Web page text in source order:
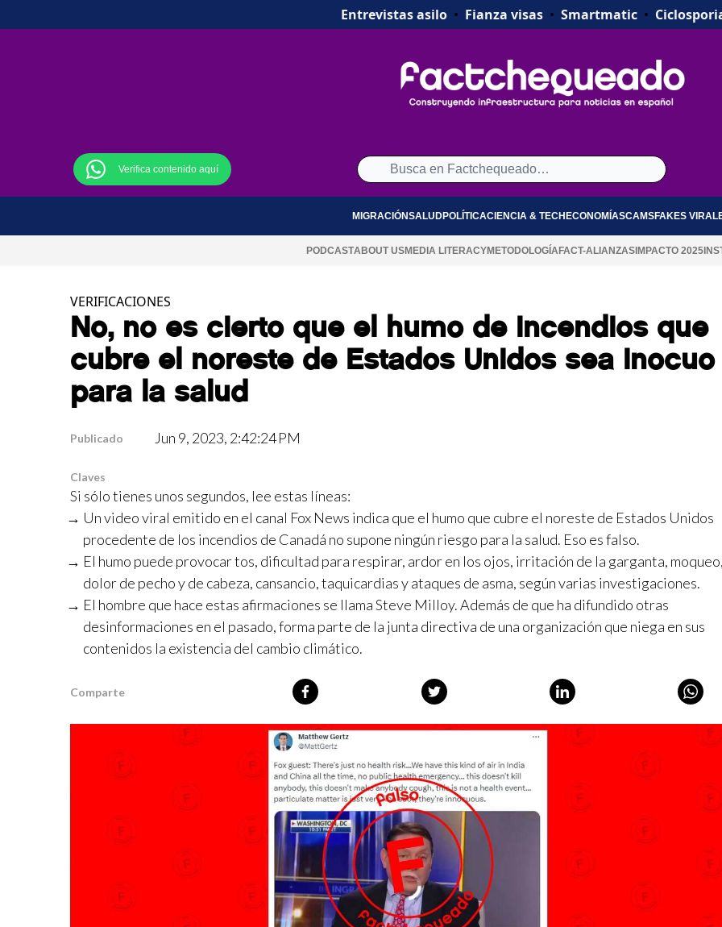
Entrevistas asilo• Fianza visas• Smartmatic•
Verifica contenido aquí
MIGRACIÓNSALUDPOLÍTICACIENCIA & TECH ECONOMÍASCAMSFAKES
PODCASTABOUT USMEDIA LITERACYMETODOLOGÍA FACT-ALIANZASIMPACTO 2025
VERIFICACIONES
No, no es cierto que el humo de incendios que
cubre el noreste de Estados Unidos sea inocuo
para la salud
Publicado Jun 9, 2023, 2:42:24 PM
Claves
Si sólo tienes unos segundos, lee estas líneas:
Un video viral emitido en el canal Fox News indica que el humo que cubre el noreste de Estados Unidos
procedente de los incendios de Canadá no supone ningún riesgo para la salud. Eso es falso.
El humo puede provocar tos, dificultad para respirar, ardor en los ojos, irritación de la garganta, moqueo,
dolor de pecho y de cabeza, cansancio, taquicardias y ataques de asma, según varias investigaciones.
El hombre que hace estas afirmaciones se llama Steve Milloy. Además de que ha difundido otras
desinformaciones en el pasado, forma parte de la junta directiva de una organización que niega en sus
contenidos la existencia del cambio climático.
Comparte